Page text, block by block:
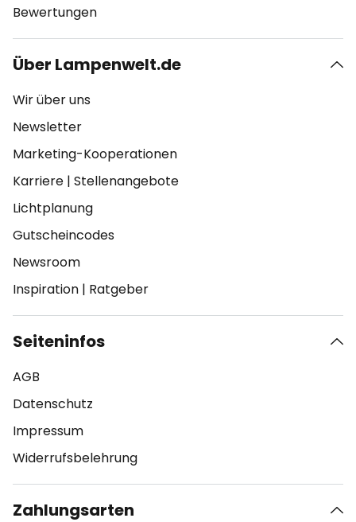
Bewertungen
Über Lampenwelt.de
Wir über uns
Newsletter
Marketing-Kooperationen
Karriere | Stellenangebote
Lichtplanung
Gutscheincodes
Newsroom
Inspiration | Ratgeber
Seiteninfos
AGB
Datenschutz
Impressum
Widerrufsbelehrung
Zahlungsarten